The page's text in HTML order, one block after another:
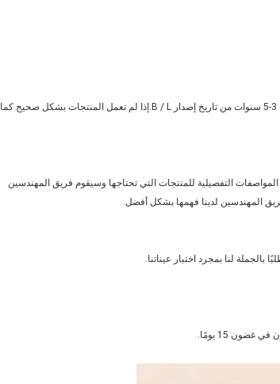
تلتزم جميع عمليات الإنتاج لدينا بشكل صارم بإجراء ISO9001 ، كما نقدم للعملاء ضمانًا لمدة 3-5 سنوات من تاريخ إصدار B / L.إذا لم تعمل المنتجات بشكل صحيح كما
التفصيلية للمنتجات التي تحتاجها وسيقوم فريق المهندسين
المهندسين لدينا فهمها بشكل أفضل.
لنا بمجرد اختبار عيناتنا.
15 يومًا.